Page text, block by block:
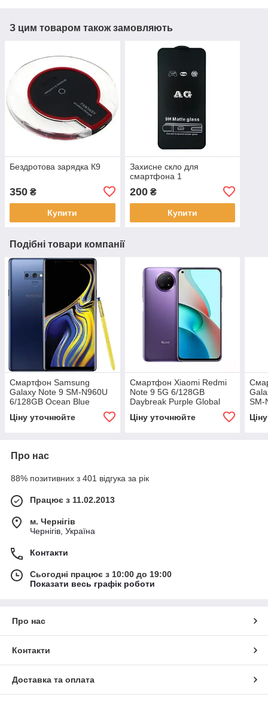
З цим товаром також замовляють
Бездротова зарядка К9
350 ₴
Купити
Захисне скло для
смартфона 1
200₴
Купити
Подібні товари компанії
Смартфон Samsung
Galaxy Note 9 SM-N960U
6/128GB Ocean Blue
Ціну уточнюйте
Смартфон Xiaomi Redmi
Note 9 5G 6/128GB
Daybreak Purple Global
Ціну уточнюйте
SM-
Про нас
88% позитивних з 401 відгука за рік
Працює з 11.02.2013
м. Чернігів
Чернігів, Україна
Контакти
Сьогодні працює з 10:00 до 19:00
Показати весь графік роботи
Про нас
Контакти
Доставка та оплата